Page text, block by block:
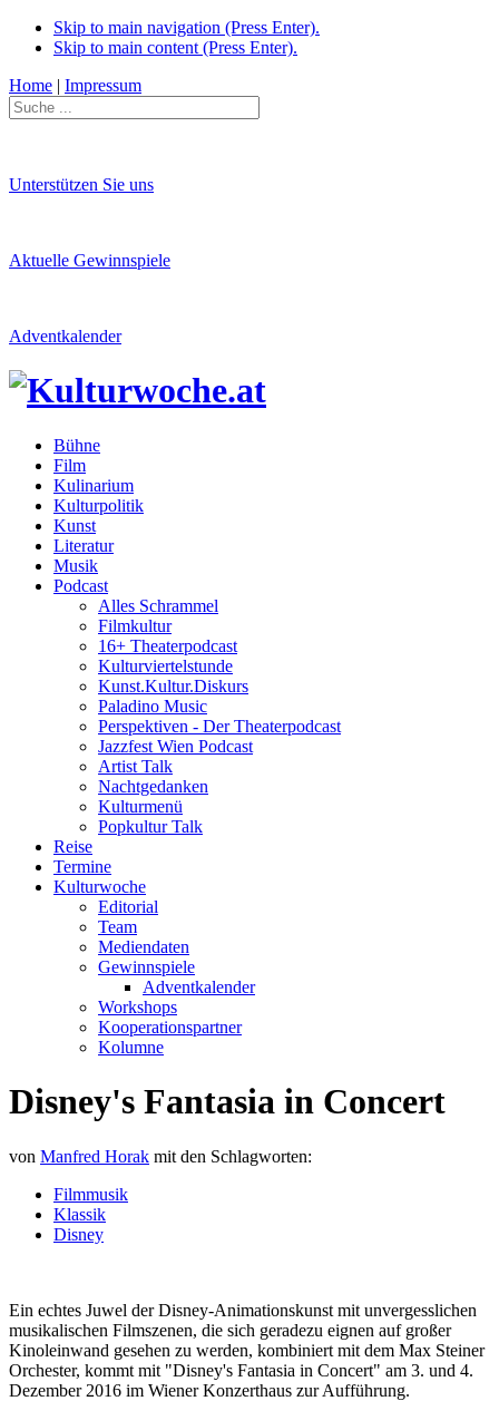
Skip to main navigation (Press Enter).
Skip to main content (Press Enter).
Home | Impressum
Unterstützen Sie uns
Aktuelle Gewinnspiele
Adventkalender
Bühne
Film
Kulinarium
Kulturpolitik
Kunst
Literatur
Musik
Podcast
Alles Schrammel
Filmkultur
16+ Theaterpodcast
Kulturviertelstunde
Kunst.Kultur.Diskurs
Paladino Music
Perspektiven - Der Theaterpodcast
Jazzfest Wien Podcast
Artist Talk
Nachtgedanken
Kulturmenü
Popkultur Talk
Reise
Termine
Kulturwoche
Editorial
Team
Mediendaten
Gewinnspiele
Adventkalender
Workshops
Kooperationspartner
Kolumne
Disney's Fantasia in Concert
von Manfred Horak mit den Schlagworten:
Filmmusik
Klassik
Disney
Ein echtes Juwel der Disney-Animationskunst mit unvergesslichen
musikalischen Filmszenen, die sich geradezu eignen auf großer
Kinoleinwand gesehen zu werden, kombiniert mit dem Max Steiner
Orchester, kommt mit "Disney's Fantasia in Concert" am 3. und 4.
Dezember 2016 im Wiener Konzerthaus zur Aufführung.